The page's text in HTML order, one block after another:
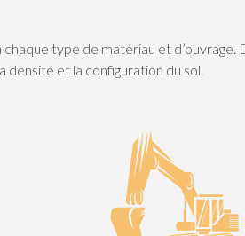
type de matériau et d’ouvrage.
densité et la configuration du sol.